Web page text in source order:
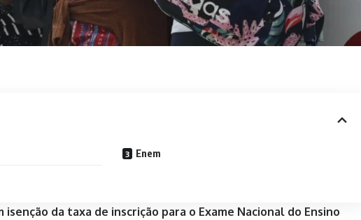
Enem
da taxa de inscrição para o Exame Nacional do Ensino